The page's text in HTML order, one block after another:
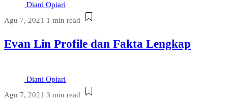
Diani Opiari
Agu 7, 2021 1 min read
Evan Lin Profile dan Fakta Lengkap
Diani Opiari
Agu 7, 2021 3 min read